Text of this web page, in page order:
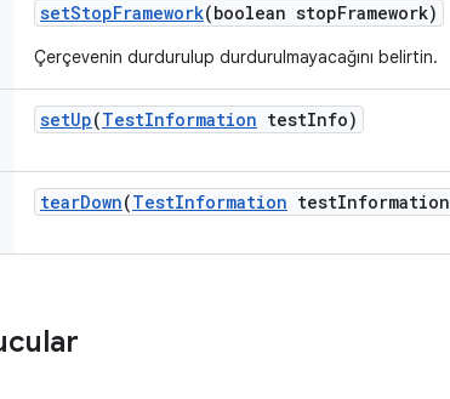
setStopFramework(boolean stopFramework)
Çerçevenin durdurulup durdurulmayacağını belirtin.
setUp(TestInformation testInfo)
tearDown(TestInformation testInformation